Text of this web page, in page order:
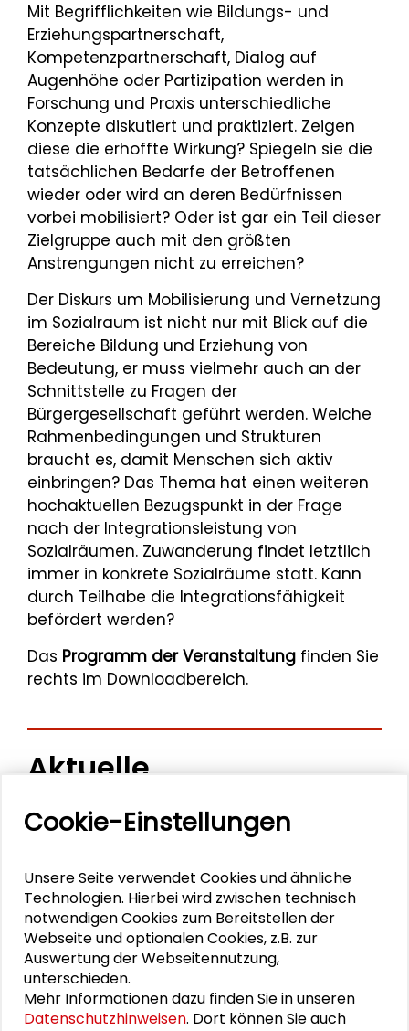
Mit Begrifflichkeiten wie Bildungs- und
Erziehungspartnerschaft,
Kompetenzpartnerschaft, Dialog auf
Augenhöhe oder Partizipation werden in
Forschung und Praxis unterschiedliche
Konzepte diskutiert und praktiziert. Zeigen
diese die erhoffte Wirkung? Spiegeln sie die
tatsächlichen Bedarfe der Betroffenen
wieder oder wird an deren Bedürfnissen
vorbei mobilisiert? Oder ist gar ein Teil dieser
Zielgruppe auch mit den größten
Anstrengungen nicht zu erreichen?
Der Diskurs um Mobilisierung und Vernetzung
im Sozialraum ist nicht nur mit Blick auf die
Bereiche Bildung und Erziehung von
Bedeutung, er muss vielmehr auch an der
Schnittstelle zu Fragen der
Bürgergesellschaft geführt werden. Welche
Rahmenbedingungen und Strukturen
braucht es, damit Menschen sich aktiv
einbringen? Das Thema hat einen weiteren
hochaktuellen Bezugspunkt in der Frage
nach der Integrationsleistung von
Sozialräumen. Zuwanderung findet letztlich
immer in konkrete Sozialräume statt. Kann
durch Teilhabe die Integrationsfähigkeit
befördert werden?
Das Programm der Veranstaltung finden Sie
rechts im Downloadbereich.
Aktuelle
Veranstaltungen
"Demokratischer Wald"
Schlüsseltexte für die Wirtschaft von morgen
Zusammen mehr erreichen – Zukunftsbündnis im
Dialog
Schader-Festival 2026
Cookie-Einstellungen
Unsere Seite verwendet Cookies und ähnliche
Technologien. Hierbei wird zwischen technisch
notwendigen Cookies zum Bereitstellen der
Webseite und optionalen Cookies, z.B. zur
Auswertung der Webseitennutzung,
unterschieden.
Mehr Informationen dazu finden Sie in unseren
Datenschutzhinweisen. Dort können Sie auch